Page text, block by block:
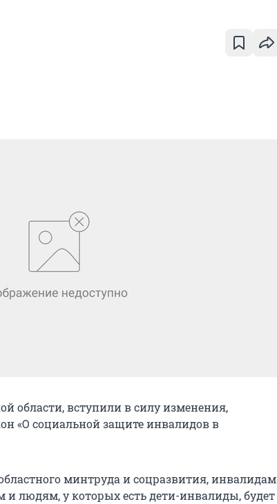
области, вступили в силу изменения,
«О социальной защите инвалидов в
минтруда и соцразвития, инвалидам
людям, у которых есть дети-инвалиды, будет